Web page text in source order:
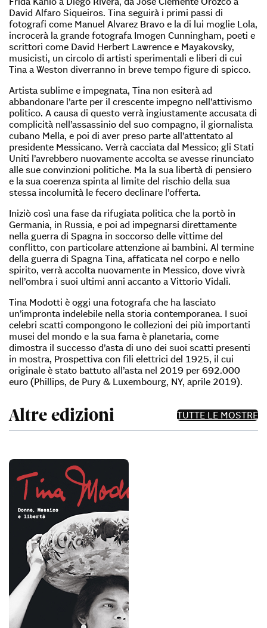
David Alfaro Siqueiros. Tina seguirà i primi passi di
fotografi come Manuel Alvarez Bravo e la di lui moglie Lola,
incrocerà la grande fotografa Imogen Cunningham, poeti e
scrittori come David Herbert Lawrence e Mayakovsky,
musicisti, un circolo di artisti sperimentali e liberi di cui
Tina a Weston diverranno in breve tempo figure di spicco.
Artista sublime e impegnata, Tina non esiterà ad
abbandonare l’arte per il crescente impegno nell’attivismo
politico. A causa di questo verrà ingiustamente accusata di
complicità nell’assassinio del suo compagno, il giornalista
cubano Mella, e poi di aver preso parte all’attentato al
presidente Messicano. Verrà cacciata dal Messico; gli Stati
Uniti l’avrebbero nuovamente accolta se avesse rinunciato
alle sue convinzioni politiche. Ma la sua libertà di pensiero
e la sua coerenza spinta al limite del rischio della sua
stessa incolumità le fecero declinare l’offerta.
Iniziò così una fase da rifugiata politica che la portò in
Germania, in Russia, e poi ad impegnarsi direttamente
nella guerra di Spagna in soccorso delle vittime del
conflitto, con particolare attenzione ai bambini. Al termine
della guerra di Spagna Tina, affaticata nel corpo e nello
spirito, verrà accolta nuovamente in Messico, dove vivrà
nell’ombra i suoi ultimi anni accanto a Vittorio Vidali.
Tina Modotti è oggi una fotografa che ha lasciato
un’impronta indelebile nella storia contemporanea. I suoi
celebri scatti compongono le collezioni dei più importanti
musei del mondo e la sua fama è planetaria, come
dimostra il successo d’asta di uno dei suoi scatti presenti
in mostra, Prospettiva con fili elettrici del 1925, il cui
originale è stato battuto all’asta nel 2019 per 692.000
euro (Phillips, de Pury & Luxembourg, NY, aprile 2019).
Altre edizioni TUTTE LE MOSTRE